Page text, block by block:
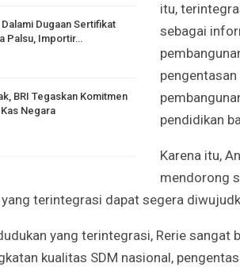
Dalami Dugaan Sertifikat
Palsu, Importir…
BRI Tegaskan Komitmen
Negara
itu,
sebagai
pendidikan
Karena itu,
mendorong
terintegrasi dapat segera
yang terintegrasi, Rerie
kualitas SDM nasional,